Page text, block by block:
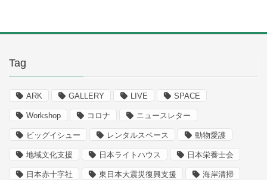
Tag
ARK GALLERY LIVE SPACE
Workshop コロナ ニュースレター
ビッグイシュー レンタルスペース 動物愛護
地域文化支援 日本ライトハウス 日本栄養士会
日本赤十字社 東日本大震災復興支援 海岸清掃